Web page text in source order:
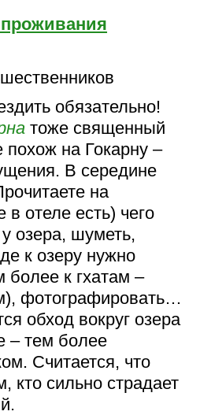
обязательно!
тоже священный
на Гокарну –
В середине
на
отеле есть) чего
озера, шуметь,
к озеру нужно
более к гхатам –
фотографировать…
обход вокруг озера
– тем более
Считается, что
кто сильно страдает